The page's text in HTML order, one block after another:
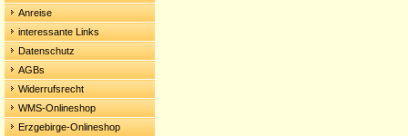
Anreise
interessante Links
Datenschutz
AGBs
Widerrufsrecht
WMS-Onlineshop
Erzgebirge-Onlineshop